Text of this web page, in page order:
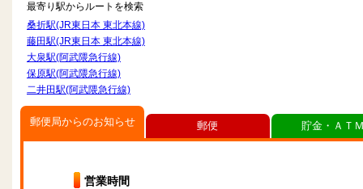
最寄り駅からルートを検索
桑折駅(JR東日本 東北本線)
藤田駅(JR東日本 東北本線)
大泉駅(阿武隈急行線)
保原駅(阿武隈急行線)
二井田駅(阿武隈急行線)
郵便局からのお知らせ
営業時間
郵便 貯金・ＡＴ